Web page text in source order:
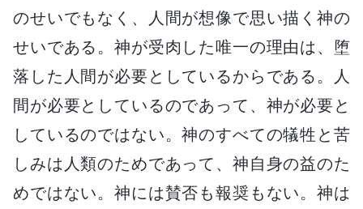
のせいでもなく、人間が想像で思い描く神の
せいである。神が受肉した唯一の理由は、堕
落した人間が必要としているからである。人
間が必要としているのであって、神が必要と
しているのではない。神のすべての犠牲と苦
しみは人類のためであって、神自身の益のた
めではない。神には賛否も報奨もない。神は